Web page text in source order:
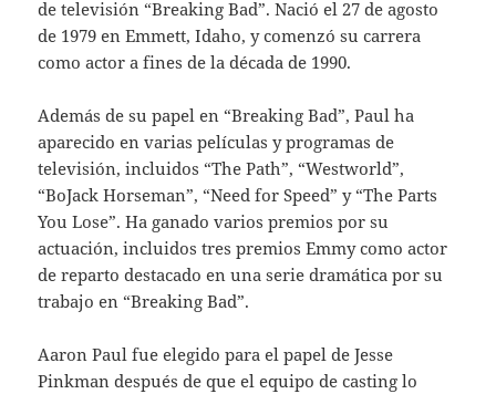
de televisión “Breaking Bad”. Nació el 27 de agosto
de 1979 en Emmett, Idaho, y comenzó su carrera
como actor a fines de la década de 1990.
Además de su papel en “Breaking Bad”, Paul ha
aparecido en varias películas y programas de
televisión, incluidos “The Path”, “Westworld”,
“BoJack Horseman”, “Need for Speed” y “The Parts
You Lose”. Ha ganado varios premios por su
actuación, incluidos tres premios Emmy como actor
de reparto destacado en una serie dramática por su
trabajo en “Breaking Bad”.
Aaron Paul fue elegido para el papel de Jesse
Pinkman después de que el equipo de casting lo